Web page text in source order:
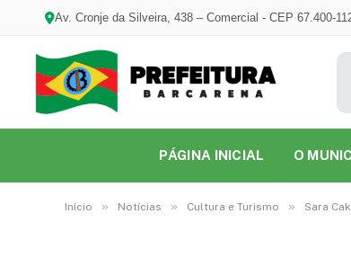
Av. Cronje da Silveira, 438 – Comercial - CEP 67.400-
PÁGINA INICIAL O
Início » Notícias » Cultura e Turismo » Sara